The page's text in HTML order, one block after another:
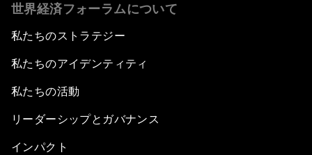
世界経済フォーラムについて
私たちのストラテジー
私たちのアイデンティティ
私たちの活動
リーダーシップとガバナンス
インパクト